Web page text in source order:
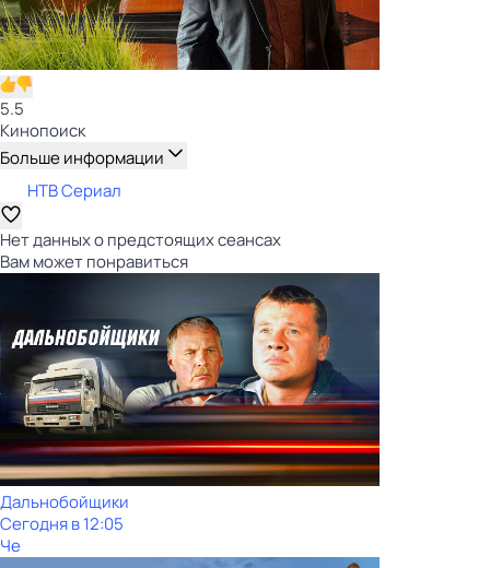
5.5
Кинопоиск
Больше информации
НТВ Сериал
Нет данных о предстоящих сеансах
Вам может понравиться
Дальнобойщики
Сегодня в 12:05
Че